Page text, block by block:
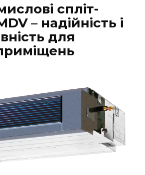
спліт-
– надійність і
для